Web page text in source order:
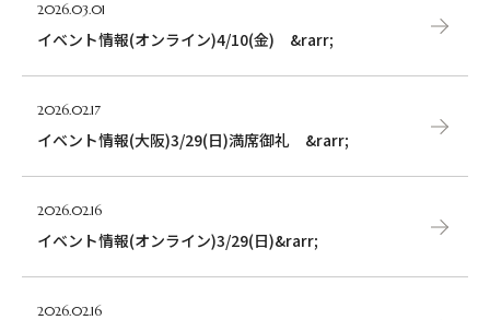
成婚者の声
2026.03.01
イベント情報(オンライン)4/10(金) &rarr;
2026.02.17
イベント情報(大阪)3/29(日)満席御礼 &rarr;
2026.02.16
イベント情報(オンライン)3/29(日)&rarr;
2026.02.16